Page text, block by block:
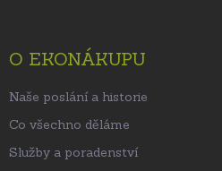
O EKONÁKUPU
Naše poslání a historie
Co všechno děláme
Služby a poradenství